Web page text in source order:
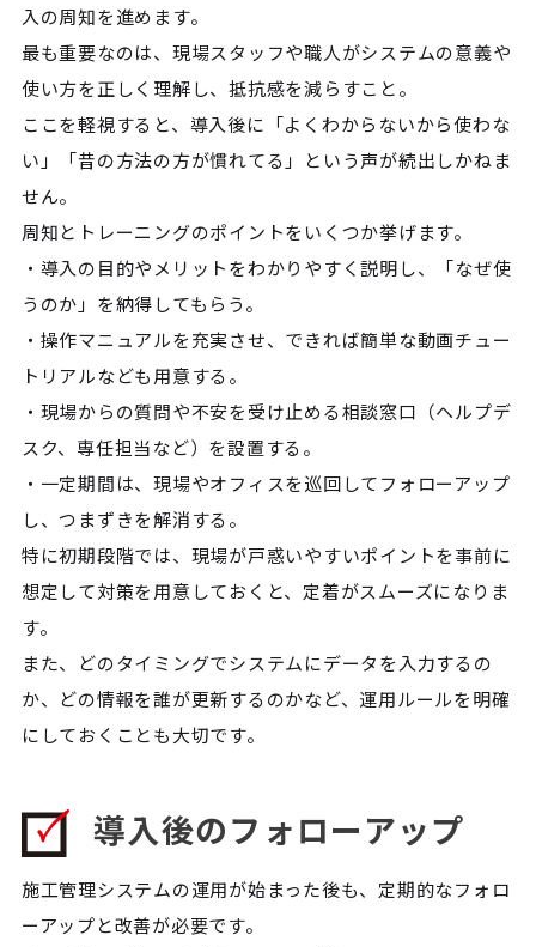
入の周知を進めます。
最も重要なのは、現場スタッフや職人がシステムの意義や
使い方を正しく理解し、抵抗感を減らすこと。
ここを軽視すると、導入後に「よくわからないから使わな
い」「昔の方法の方が慣れてる」という声が続出しかねま
せん。
周知とトレーニングのポイントをいくつか挙げます。
・導入の目的やメリットをわかりやすく説明し、「なぜ使
うのか」を納得してもらう。
・操作マニュアルを充実させ、できれば簡単な動画チュー
トリアルなども用意する。
・現場からの質問や不安を受け止める相談窓口（ヘルプデ
スク、専任担当など）を設置する。
・一定期間は、現場やオフィスを巡回してフォローアップ
し、つまずきを解消する。
特に初期段階では、現場が戸惑いやすいポイントを事前に
想定して対策を用意しておくと、定着がスムーズになりま
す。
また、どのタイミングでシステムにデータを入力するの
か、どの情報を誰が更新するのかなど、運用ルールを明確
にしておくことも大切です。
導入後のフォローアップ
施工管理システムの運用が始まった後も、定期的なフォロ
ーアップと改善が必要です。